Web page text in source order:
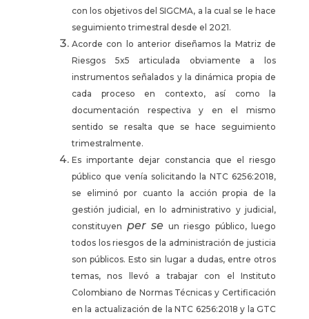
con los objetivos del SIGCMA, a la cual se le hace
seguimiento trimestral desde el 2021.
Acorde con lo anterior diseñamos la Matriz de
Riesgos 5x5 articulada obviamente a los
instrumentos señalados y la dinámica propia de
cada proceso en contexto, así como la
documentación respectiva y en el mismo
sentido se resalta que se hace seguimiento
trimestralmente.
Es importante dejar constancia que el riesgo
público que venía solicitando la NTC 6256:2018,
se eliminó por cuanto la acción propia de la
gestión judicial, en lo administrativo y judicial,
constituyen per se un riesgo público, luego
todos los riesgos de la administración de justicia
son públicos. Esto sin lugar a dudas, entre otros
temas, nos llevó a trabajar con el Instituto
Colombiano de Normas Técnicas y Certificación
en la actualización de la NTC 6256:2018 y la GTC